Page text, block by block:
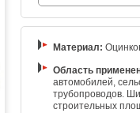
Материал:
Область
автомобилей,
трубопроводов.
строительных